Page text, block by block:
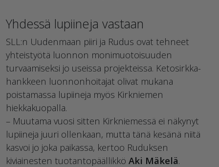
Yhdessä lupiineja vastaan
SLL:n Uudenmaan piiri ja Rudus ovat tehneet
yhteistyötä luonnon monimuotoisuuden
turvaamiseksi jo useissa projekteissa. Ketosirkka-
hankkeen luonnonhoitajat olivat mukana
poistamassa lupiineja myös Kirkniemen
hiekkakuopalla.
– Muutama vuosi sitten Kirkniemessä ei näkynyt
lupiineja juuri ollenkaan, mutta tänä kesänä niitä
kasvoi jo joka paikassa, kertoo Ruduksen
kiviainesten tuotantopäällikkö Aki Mäkelä.